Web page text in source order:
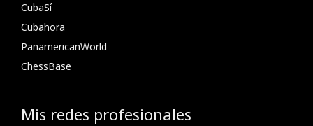
CubaSí
Cubahora
PanamericanWorld
ChessBase
Mis redes profesionales